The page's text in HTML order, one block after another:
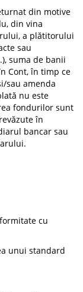
din motive
din vina
a plătitorului
sau
suma de banii
Cont, în timp ce
sau amenda
nu este
fondurilor sunt
în
bancar sau
cu
unui standard